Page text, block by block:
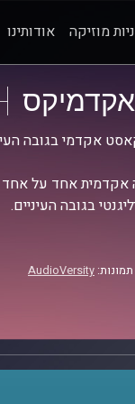
מוזיקה אודותינו
אקדמיקס
אקדמי בגובה
אקדמית אחד על אחד
בגובה העיניים.
AudioVersity